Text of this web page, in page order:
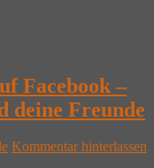
Facebook –
deine Freunde
Kommentar hinterlassen